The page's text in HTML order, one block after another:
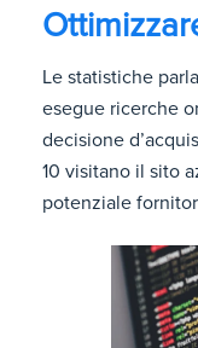
Le statistiche
esegue ricerche
decisione
10 visitano il sito
potenziale